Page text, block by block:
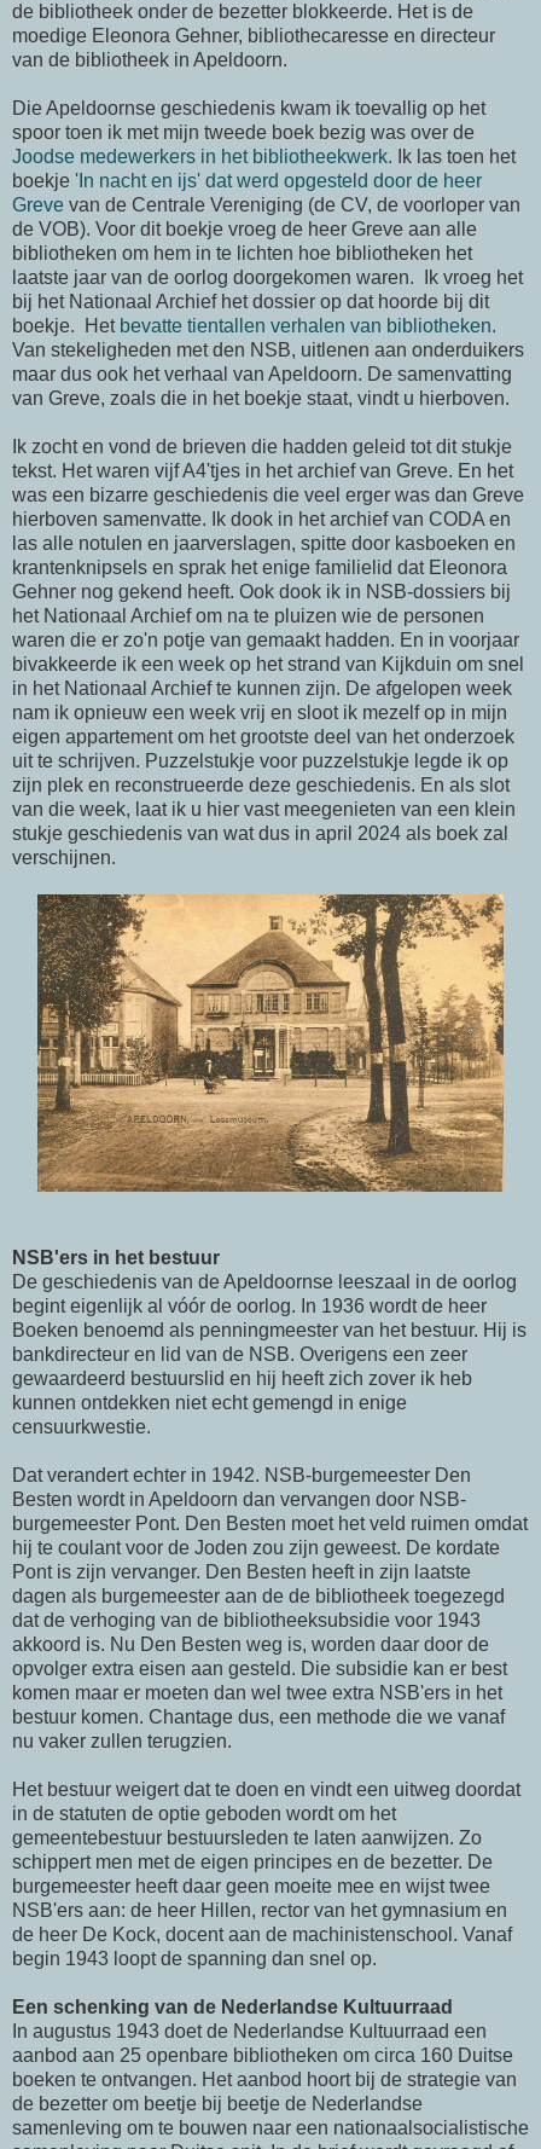
de bibliotheek onder de bezetter blokkeerde. Het is de
moedige Eleonora Gehner, bibliothecaresse en directeur
van de bibliotheek in Apeldoorn.
Die Apeldoornse geschiedenis kwam ik toevallig op het
spoor toen ik met mijn tweede boek bezig was over de
Joodse medewerkers in het bibliotheekwerk. Ik las toen het
boekje 'In nacht en ijs' dat werd opgesteld door de heer
Greve van de Centrale Vereniging (de CV, de voorloper van
de VOB). Voor dit boekje vroeg de heer Greve aan alle
bibliotheken om hem in te lichten hoe bibliotheken het
laatste jaar van de oorlog doorgekomen waren. Ik vroeg het
bij het Nationaal Archief het dossier op dat hoorde bij dit
boekje. Het bevatte tientallen verhalen van bibliotheken.
Van stekeligheden met den NSB, uitlenen aan onderduikers
maar dus ook het verhaal van Apeldoorn. De samenvatting
van Greve, zoals die in het boekje staat, vindt u hierboven.
Ik zocht en vond de brieven die hadden geleid tot dit stukje
tekst. Het waren vijf A4'tjes in het archief van Greve. En het
was een bizarre geschiedenis die veel erger was dan Greve
hierboven samenvatte. Ik dook in het archief van CODA en
las alle notulen en jaarverslagen, spitte door kasboeken en
krantenknipsels en sprak het enige familielid dat Eleonora
Gehner nog gekend heeft. Ook dook ik in NSB-dossiers bij
het Nationaal Archief om na te pluizen wie de personen
waren die er zo'n potje van gemaakt hadden. En in voorjaar
bivakkeerde ik een week op het strand van Kijkduin om snel
in het Nationaal Archief te kunnen zijn. De afgelopen week
nam ik opnieuw een week vrij en sloot ik mezelf op in mijn
eigen appartement om het grootste deel van het onderzoek
uit te schrijven. Puzzelstukje voor puzzelstukje legde ik op
zijn plek en reconstrueerde deze geschiedenis. En als slot
van die week, laat ik u hier vast meegenieten van een klein
stukje geschiedenis van wat dus in april 2024 als boek zal
verschijnen.
NSB'ers in het bestuur
De geschiedenis van de Apeldoornse leeszaal in de oorlog
begint eigenlijk al vóór de oorlog. In 1936 wordt de heer
Boeken benoemd als penningmeester van het bestuur. Hij is
bankdirecteur en lid van de NSB. Overigens een zeer
gewaardeerd bestuurslid en hij heeft zich zover ik heb
kunnen ontdekken niet echt gemengd in enige
censuurkwestie.
Dat verandert echter in 1942. NSB-burgemeester Den
Besten wordt in Apeldoorn dan vervangen door NSB-
burgemeester Pont. Den Besten moet het veld ruimen omdat
hij te coulant voor de Joden zou zijn geweest. De kordate
Pont is zijn vervanger. Den Besten heeft in zijn laatste
dagen als burgemeester aan de de bibliotheek toegezegd
dat de verhoging van de bibliotheeksubsidie voor 1943
akkoord is. Nu Den Besten weg is, worden daar door de
opvolger extra eisen aan gesteld. Die subsidie kan er best
komen maar er moeten dan wel twee extra NSB'ers in het
bestuur komen. Chantage dus, een methode die we vanaf
nu vaker zullen terugzien.
Het bestuur weigert dat te doen en vindt een uitweg doordat
in de statuten de optie geboden wordt om het
gemeentebestuur bestuursleden te laten aanwijzen. Zo
schippert men met de eigen principes en de bezetter. De
burgemeester heeft daar geen moeite mee en wijst twee
NSB'ers aan: de heer Hillen, rector van het gymnasium en
de heer De Kock, docent aan de machinistenschool. Vanaf
begin 1943 loopt de spanning dan snel op.
Een schenking van de Nederlandse Kultuurraad
In augustus 1943 doet de Nederlandse Kultuurraad een
aanbod aan 25 openbare bibliotheken om circa 160 Duitse
boeken te ontvangen. Het aanbod hoort bij de strategie van
de bezetter om beetje bij beetje de Nederlandse
samenleving om te bouwen naar een nationaalsocialistische